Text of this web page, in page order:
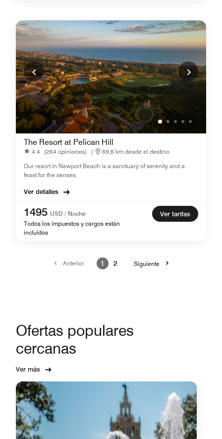
The Resort at Pelican Hill
4.4 (264 opiniones) |
69,6 km desde el destino
Our resort in Newport Beach is a sanctuary of serenity and a
feast for the senses.
Ver detalles
1495 USD / Noche
Todos los impuestos y cargos están
incluidos
Ver tarifas
Anterior 1 2 Siguiente
Ofertas populares
cercanas
Ver más